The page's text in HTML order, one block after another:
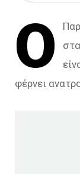
Ο
φέρνει